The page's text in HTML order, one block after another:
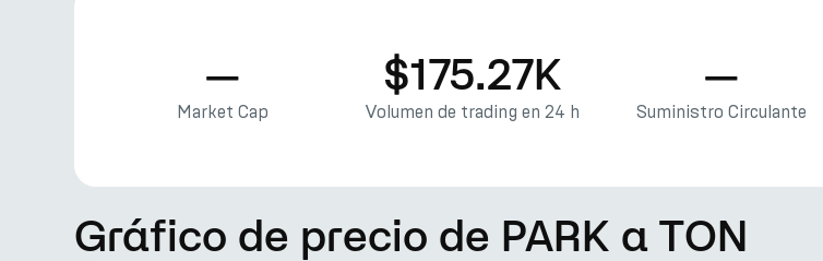
—
Market Cap
$175.27K
Volumen de trading en 24 h
—
Suministro Circulante
Gráfico de precio de PARK a TON